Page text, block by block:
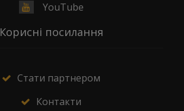
YouTube
Корисні посилання
Стати партнером
Контакти